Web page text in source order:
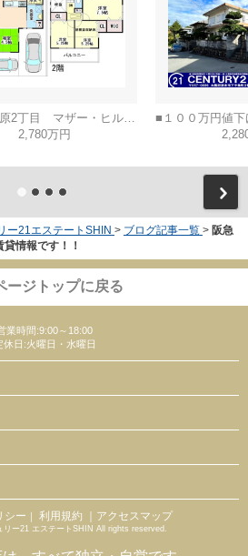
高槻市塚原2丁目 マザー・ヒルズ高槻
2,780万円
ー21エステートSHIN > ブログ記事一覧 > 阪急
情報です！！
ージトップに戻る
業時間:9:00～18:00
休日:火曜日・水曜日
シー ｜ 利用規約 ｜アクセスマップ
ー21 エステートSHIN All rights reserved.